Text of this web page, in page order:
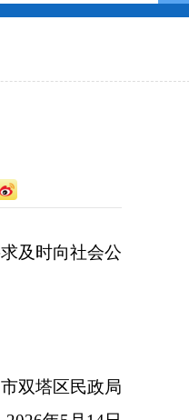
及时向社会公
塔区民政局